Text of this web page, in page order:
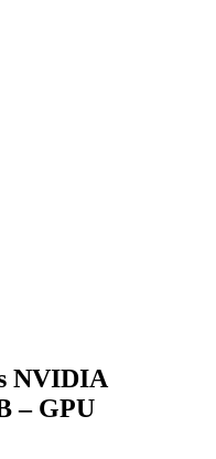
NVIDIA
– GPU